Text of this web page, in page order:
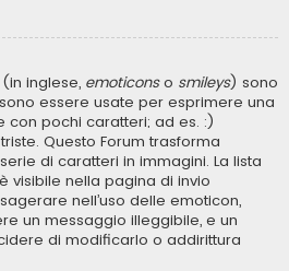
inglese, emoticonso smileys) sono
essere usate per esprimere una
con pochi caratteri; ad es. :)
Questo Forum trasforma
di caratteri in immagini. La lista
visibile nella pagina di invio
nell’uso delle emoticon,
un messaggio illeggibile, e un
di modificarlo o addirittura